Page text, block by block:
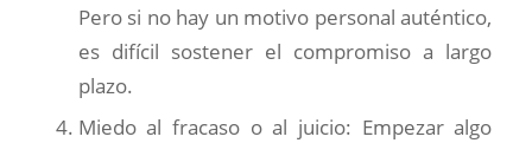
Pero si no hay un motivo personal auténtico,
es difícil sostener el compromiso a largo
plazo.
Miedo al fracaso o al juicio: Empezar algo